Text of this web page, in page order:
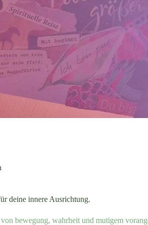
deine innere Ausrichtung.
bewegung, wahrheit und mutigem